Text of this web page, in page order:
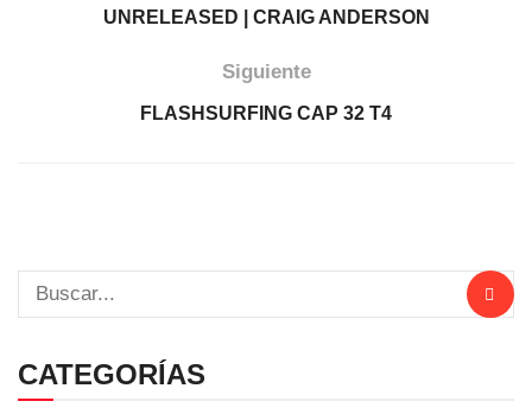
UNRELEASED | CRAIG ANDERSON
Siguiente
FLASHSURFING CAP 32 T4
CATEGORÍAS